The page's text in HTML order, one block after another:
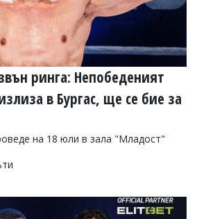
ринга: Непобеденият
в Бургас, ще се бие за
на 18 юли в зала "Младост"